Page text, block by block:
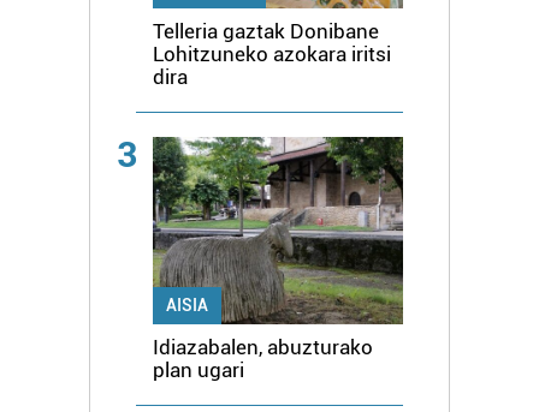
Telleria gaztak Donibane
Lohitzuneko azokara iritsi
dira
3
AISIA
Idiazabalen, abuzturako
plan ugari